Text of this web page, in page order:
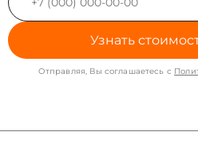
Узнать
Отправляя, Вы соглашаетесь с